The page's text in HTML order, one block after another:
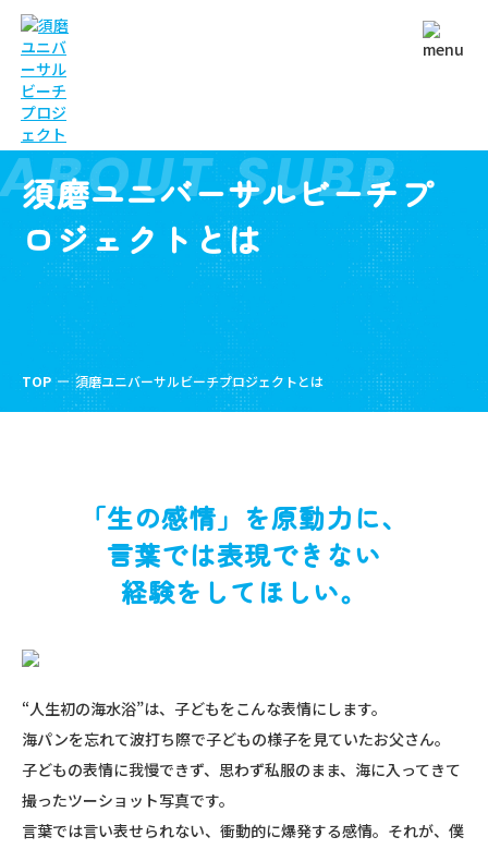
須磨ユニバーサルビーチプ
ロジェクトとは
ABOUT SUBP
TOP 須磨ユニバーサルビーチプロジェクトとは
「生の感情」を原動力に、
言葉では表現できない
経験をしてほしい。
“人生初の海水浴”は、子どもをこんな表情にします。
海パンを忘れて波打ち際で子どもの様子を見ていたお父さん。
子どもの表情に我慢できず、思わず私服のまま、海に入ってきて
撮ったツーショット写真です。
言葉では言い表せられない、衝動的に爆発する感情。それが、僕